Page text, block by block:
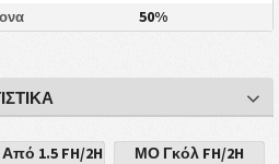
50%
1.5 FH/2H
ΜΟ Γκόλ FH/2H